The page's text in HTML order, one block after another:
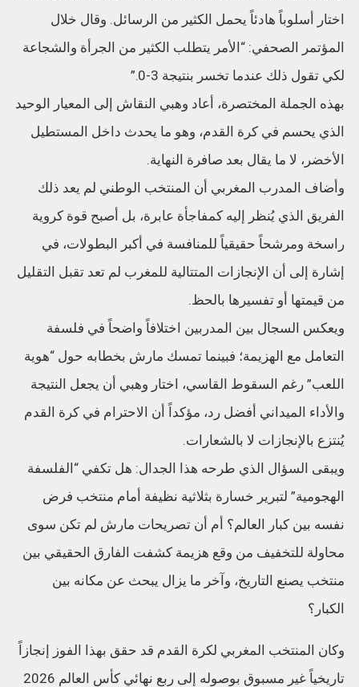
اختار أسلوباً هادئاً يحمل الكثير من الرسائل. وقال خلال
المؤتمر الصحفي: “الأمر يتطلب الكثير من الجرأة والشجاعة
لكي تقول ذلك عندما تخسر بنتيجة 3-0.”
بهذه الجملة المختصرة، أعاد وهبي النقاش إلى المعيار الوحيد
الذي يحسم في كرة القدم، وهو ما يحدث داخل المستطيل
الأخضر، لا ما يقال بعد صافرة النهاية.
وأضاف المدرب المغربي أن المنتخب الوطني لم يعد ذلك
الفريق الذي يُنظر إليه كمفاجأة عابرة، بل أصبح قوة كروية
راسخة ومرشحاً حقيقياً للمنافسة في أكبر البطولات، في
إشارة إلى أن الإنجازات المتتالية للمغرب لم تعد تقبل التقليل
من قيمتها أو تفسيرها بالحظ.
ويعكس السجال بين المدربين اختلافاً واضحاً في فلسفة
التعامل مع الهزيمة؛ فبينما تمسك مارش بخطابه حول “هوية
اللعب” رغم السقوط القاسي، اختار وهبي أن يجعل النتيجة
والأداء الميداني أفضل رد، مؤكداً أن الاحترام في كرة القدم
يُنتزع بالإنجازات لا بالشعارات.
ويبقى السؤال الذي طرحه هذا الجدال: هل تكفي “الفلسفة
الهجومية” لتبرير خسارة بثلاثية نظيفة أمام منتخب فرض
نفسه بين كبار العالم؟ أم أن تصريحات مارش لم تكن سوى
محاولة للتخفيف من وقع هزيمة كشفت الفارق الحقيقي بين
منتخب يصنع التاريخ، وآخر ما يزال يبحث عن مكانه بين
الكبار؟
وكان المنتخب المغربي لكرة القدم قد حقق بهذا الفوز إنجازاً
تاريخياً غير مسبوق بوصوله إلى ربع نهائي كأس العالم 2026